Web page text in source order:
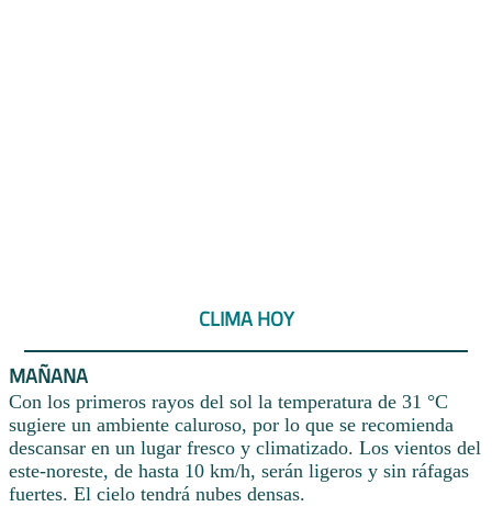
CLIMA HOY
MAÑANA
Con los primeros rayos del sol la temperatura de 31 °C
sugiere un ambiente caluroso, por lo que se recomienda
descansar en un lugar fresco y climatizado. Los vientos del
este-noreste, de hasta 10 km/h, serán ligeros y sin ráfagas
fuertes. El cielo tendrá nubes densas.